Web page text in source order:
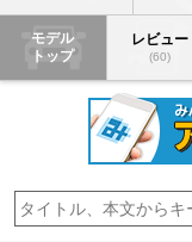
モデル
トップ
レビュー
(60)